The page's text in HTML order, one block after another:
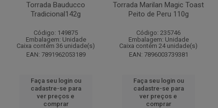
Torrada Bauducco
Tradicional142g
Código: 149875
Embalagem: Unidade
Caixa contém 36 unidade(s)
EAN: 7891962053189
Faça seu login ou
cadastre-se para
ver preços e
comprar
Torrada Marilan Magic Toast
Peito de Peru 110g
Código: 235746
Embalagem: Unidade
Caixa contém 24 unidade(s)
EAN: 7896003739381
Faça seu login ou
cadastre-se para
ver preços e
comprar